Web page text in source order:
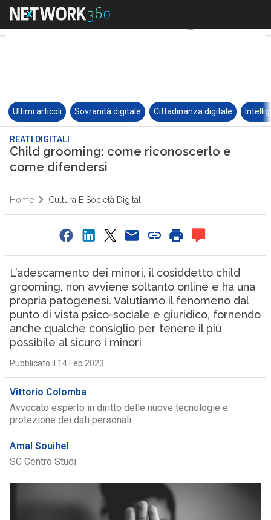
Ultimi articoli Sovranità digitale Cittadinanza digitale
REATI DIGITALI
Child grooming: come riconoscerlo e
come difendersi
Home Cultura E Società Digitali
L’adescamento dei minori, il cosiddetto child
grooming, non avviene soltanto online e ha una
propria patogenesi. Valutiamo il fenomeno dal
punto di vista psico-sociale e giuridico, fornendo
anche qualche consiglio per tenere il più
possibile al sicuro i minori
Pubblicato il 14 Feb 2023
Vittorio Colomba
Avvocato esperto in diritto delle nuove tecnologie e
protezione dei dati personali
Amal Souihel
SC Centro Studi